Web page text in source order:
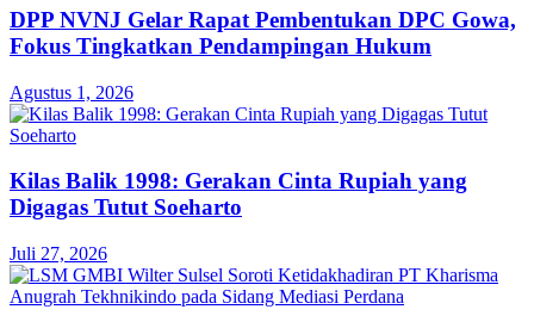
DPP NVNJ Gelar Rapat Pembentukan DPC Gowa,
Fokus Tingkatkan Pendampingan Hukum
Agustus 1, 2026
Kilas Balik 1998: Gerakan Cinta Rupiah yang
Digagas Tutut Soeharto
Juli 27, 2026